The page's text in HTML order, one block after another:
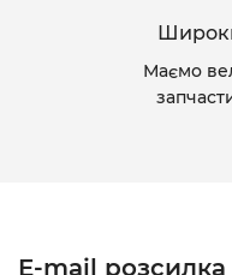
Маємо
E-mail розсилка